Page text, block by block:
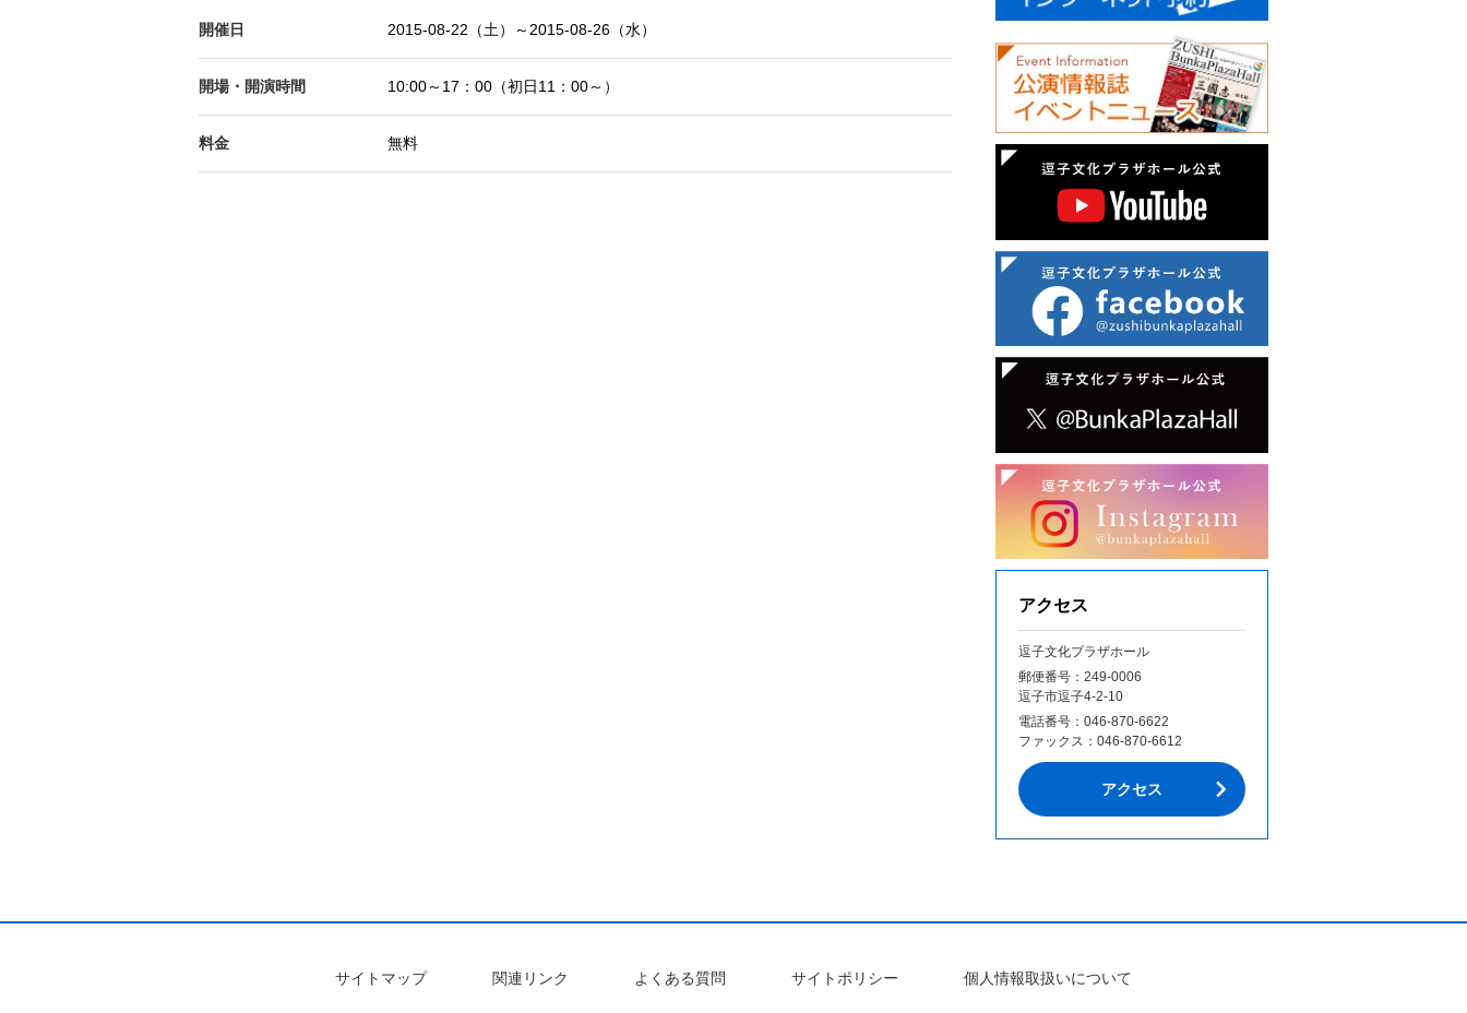
開催日 2015-08-22（土）～2015-08-26（水）
開場・開演時間 10:00～17：00（初日11：00～）
料金 無料
アクセス
逗子文化プラザホール
郵便番号：249‐0006
逗子市逗子4-2-10
電話番号： 046-870-6622
ファックス： 046-870-6612
アクセス
サイトマップ 関連リンク よくある質問 サイトポリシー 個人情報取扱いについて